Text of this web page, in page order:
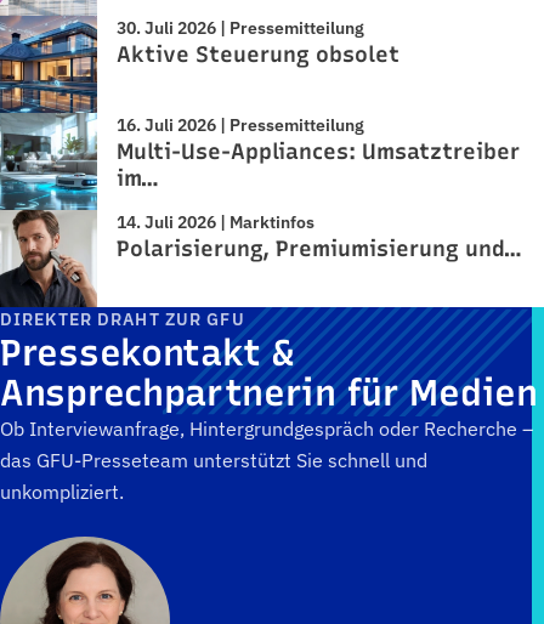
30. Juli 2026 | Pressemitteilung
Aktive Steuerung obsolet
16. Juli 2026 | Pressemitteilung
Multi-Use-Appliances: Umsatztreiber
im…
14. Juli 2026 | Marktinfos
Polarisierung, Premiumisierung und…
DIREKTER DRAHT ZUR GFU
Pressekontakt &
Ansprechpartnerin für Medien
Ob Interviewanfrage, Hintergrundgespräch oder Recherche –
das GFU-Presseteam unterstützt Sie schnell und
unkompliziert.